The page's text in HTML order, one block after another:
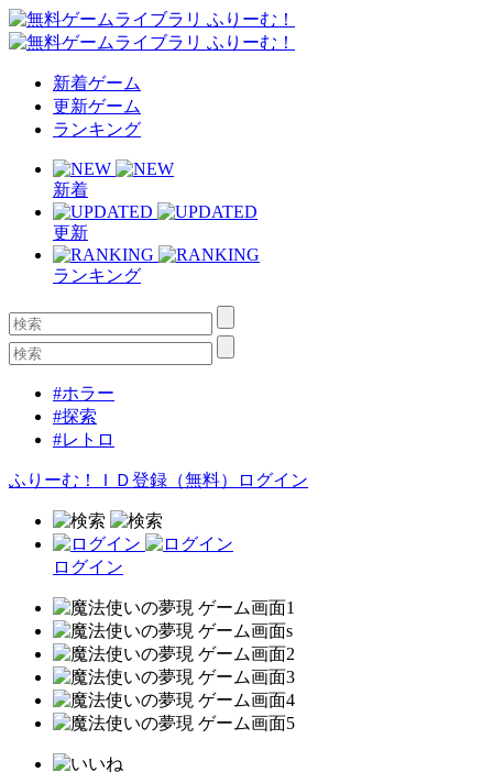
新着ゲーム
更新ゲーム
ランキング
新着
更新
ランキング
#ホラー
#探索
#レトロ
ふりーむ！ＩＤ登録（無料） ログイン
ログイン